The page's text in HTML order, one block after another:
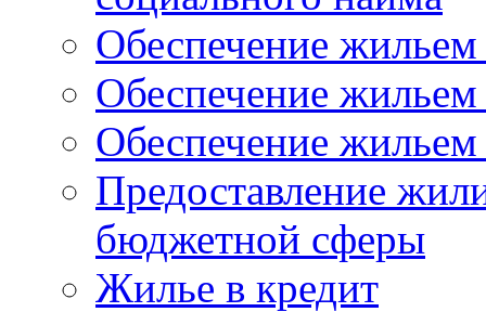
Обеспечение
Обеспечение
Обеспечение жильем
Предоставление
бюджетной сферы
Жилье в кредит